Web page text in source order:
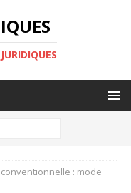
: mode